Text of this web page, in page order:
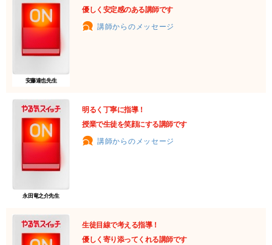
安藤達也先生
優しく安定感のある講師です
講師からのメッセージ
永田竜之介先生
明るく丁寧に指導！
授業で生徒を笑顔にする講師です
講師からのメッセージ
生徒目線で考える指導！
優しく寄り添ってくれる講師です